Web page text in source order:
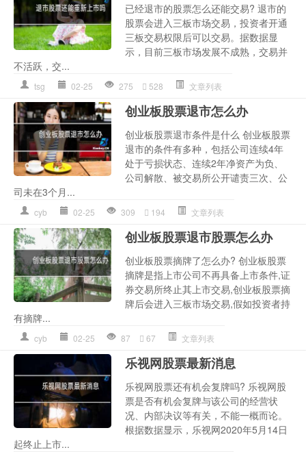
已经退市的股票怎么还能交易? 退市的
股票会进入三板市场交易，投资者开通
三板交易权限后可以交易。据数据显
示，目前三板市场发展不成熟，交易并
不活跃，交...
tsg 02-25 275 528 文章列表
创业板股票退市怎么办
创业板股票退市条件是什么 创业板股票
退市的条件有多种，包括公司连续4年
处于亏损状态、连续2年净资产为负、
公司解散、被交易所公开谴责三次、公
司未在3个月...
cyb 02-25 309 194 文章列表
创业板股票退市股票怎么办
创业板股票摘牌了怎么办? 创业板股票
摘牌是指上市公司不再具备上市条件,证
券交易所终止其上市交易,创业板股票摘
牌后会进入三板市场交易,假如投资者持
有摘牌...
cyb 02-25 87 67 文章列表
乐视网股票最新消息
乐视网股票还有机会复牌吗? 乐视网股
票是否有机会复牌与该公司的经营状
况、内部决议等有关，不能一概而论。
根据数据显示，乐视网2020年5月14日
起终止上市...